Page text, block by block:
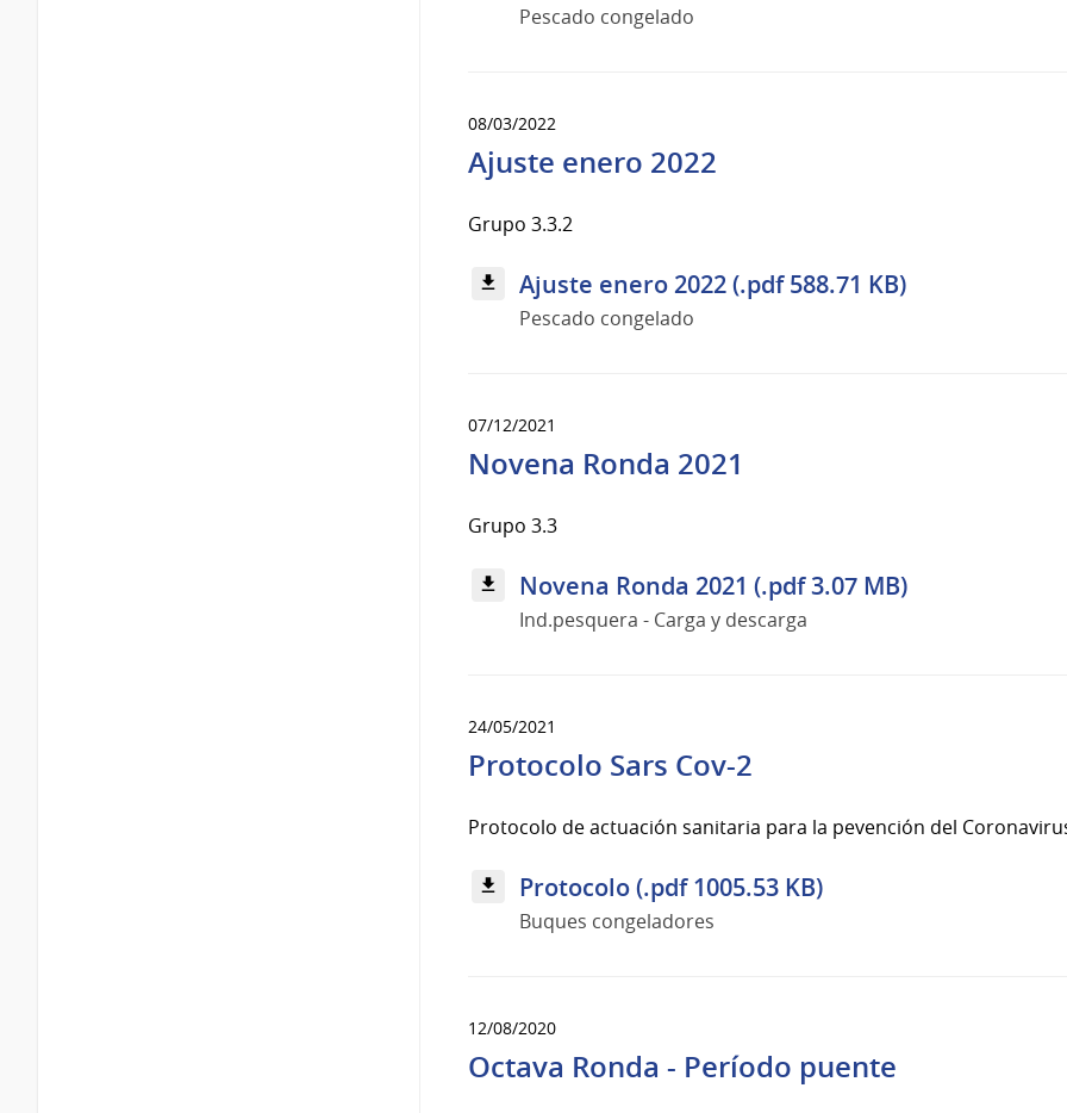
Pescado congelado
08/03/2022
Ajuste enero 2022
Grupo 3.3.2
Ajuste enero 2022 (.pdf 588.71 KB)
Pescado congelado
07/12/2021
Novena Ronda 2021
Grupo 3.3
Novena Ronda 2021 (.pdf 3.07 MB)
Ind.pesquera - Carga y descarga
24/05/2021
Protocolo Sars Cov-2
Protocolo de actuación sanitaria para la pevención del
Protocolo (.pdf 1005.53 KB)
Buques congeladores
12/08/2020
Octava Ronda - Período puente